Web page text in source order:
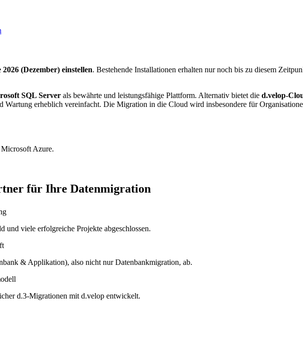
2026 (Dezember) einstellen. Bestehende Installationen erhalten nur noch bis zu diesem
SQL Server als bewährte und leistungsfähige Plattform. Alternativ bietet died.velop-
Wartung erheblich vereinfacht. Die Migration in die Cloud wird insbesondere für
Azure.
für Ihre Datenmigration
viele erfolgreiche Projekte abgeschlossen.
& Applikation), also nicht nur Datenbankmigration, ab.
d.3-Migrationen mit d.velop entwickelt.